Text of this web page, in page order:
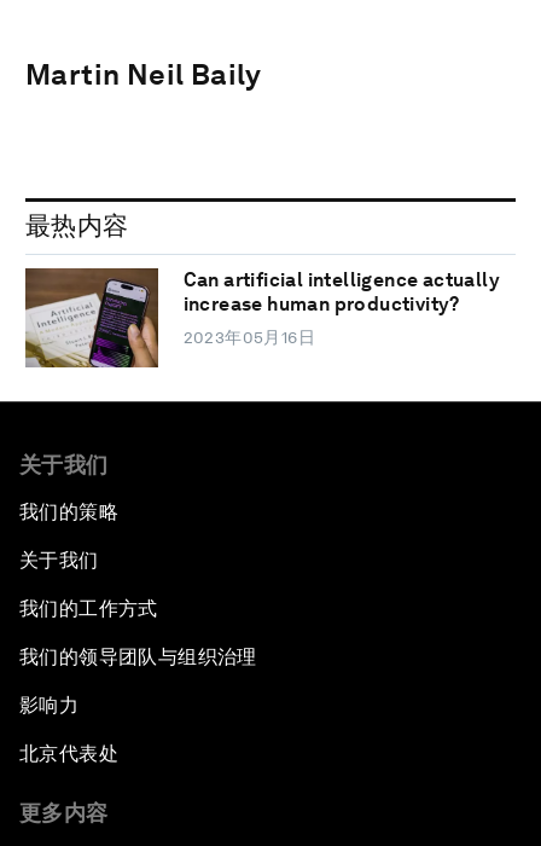
Martin Neil Baily
最热内容
Can artificial intelligence actually
increase human productivity?
2023年05月16日
关于我们
我们的策略
关于我们
我们的工作方式
我们的领导团队与组织治理
影响力
北京代表处
更多内容